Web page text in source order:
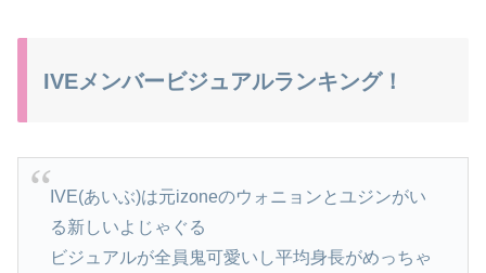
IVEメンバービジュアルランキング！
IVE(あいぶ)は元izoneのウォニョンとユジンがい
る新しいよじゃぐる
ビジュアルが全員鬼可愛いし平均身長がめっちゃ